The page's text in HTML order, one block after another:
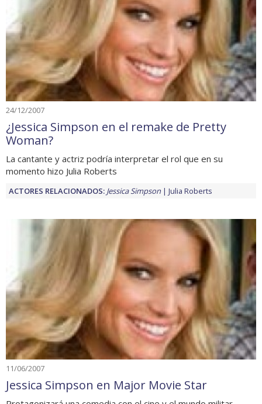
24/12/2007
¿Jessica Simpson en el remake de Pretty
Woman?
La cantante y actriz podría interpretar el rol que en su
momento hizo Julia Roberts
ACTORES RELACIONADOS: Jessica Simpson Julia Roberts
11/06/2007
Jessica Simpson en Major Movie Star